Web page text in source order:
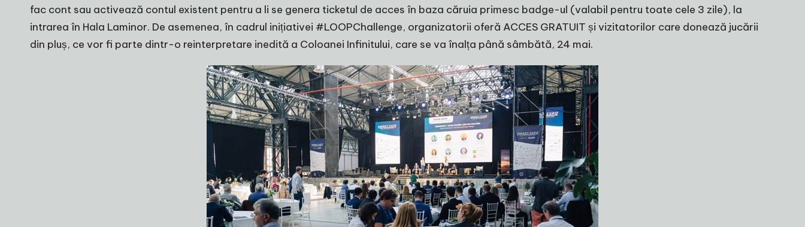
fac cont sau activează contul existent pentru a li se genera ticketul de acces în baza căruia primesc badge-ul (valabil pentru toate cele 3 zile), la
intrarea în Hala Laminor. De asemenea, în cadrul inițiativei #LOOPChallenge, organizatorii oferă ACCES GRATUIT și vizitatorilor care donează jucării
din pluș, ce vor fi parte dintr-o reinterpretare inedită a Coloanei Infinitului, care se va înalța până sâmbătă, 24 mai.